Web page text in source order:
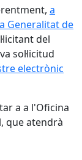
a
Generalitat de
del
sol·licitud
electrònic
a a l'Oficina
que atendrà